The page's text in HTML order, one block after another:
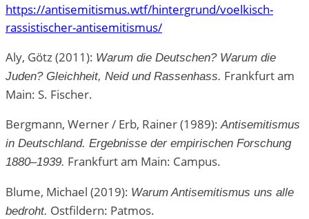
https://antisemitismus.wtf/hintergrund/voelkisch-
rassistischer-antisemitismus/
Aly, Götz (2011): Warum die Deutschen? Warum die
Juden? Gleichheit, Neid und Rassenhass. Frankfurt am
Main: S. Fischer.
Bergmann, Werner / Erb, Rainer (1989): Antisemitismus
in Deutschland. Ergebnisse der empirischen Forschung
1880–1939. Frankfurt am Main: Campus.
Blume, Michael (2019): Warum Antisemitismus uns alle
bedroht. Ostfildern: Patmos.